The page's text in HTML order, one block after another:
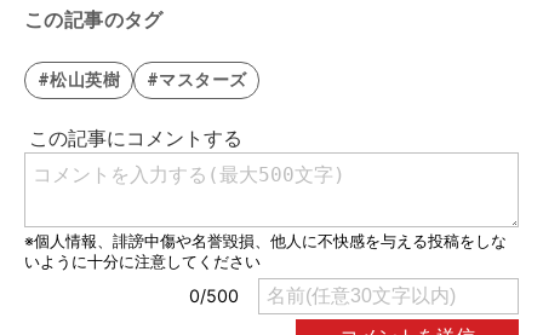
この記事のタグ
#松山英樹 #マスターズ